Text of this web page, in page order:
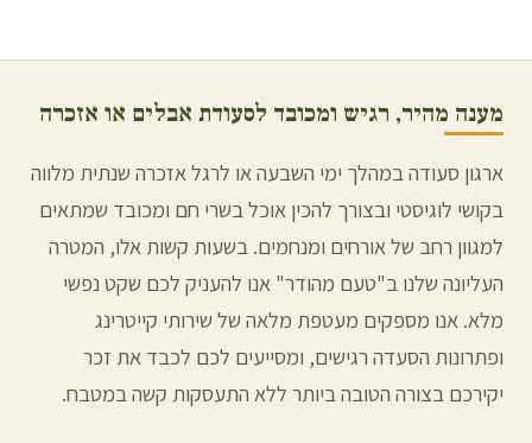
מענה מהיר, רגיש ומכובד לסעודת אבלים או אזכרה
ארגון סעודה במהלך ימי השבעה או לרגל אזכרה שנתית מלווה
בקושי לוגיסטי ובצורך להכין אוכל בשרי חם ומכובד שמתאים
למגוון רחב של אורחים ומנחמים. בשעות קשות אלו, המטרה
העליונה שלנו ב"טעם מהודר" אנו להעניק לכם שקט נפשי
מלא. אנו מספקים מעטפת מלאה של שירותי קייטרינג
ופתרונות הסעדה רגישים, ומסייעים לכם לכבד את זכר
יקירכם בצורה הטובה ביותר ללא התעסקות קשה במטבח.